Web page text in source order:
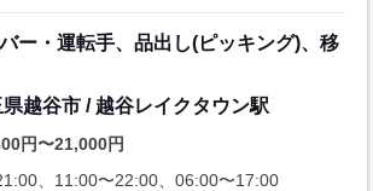
ー・運転手、品出し(ピッキング)、移
越谷市 / 越谷レイクタウン駅
円〜21,000円
、11:00〜22:00、06:00〜17:00